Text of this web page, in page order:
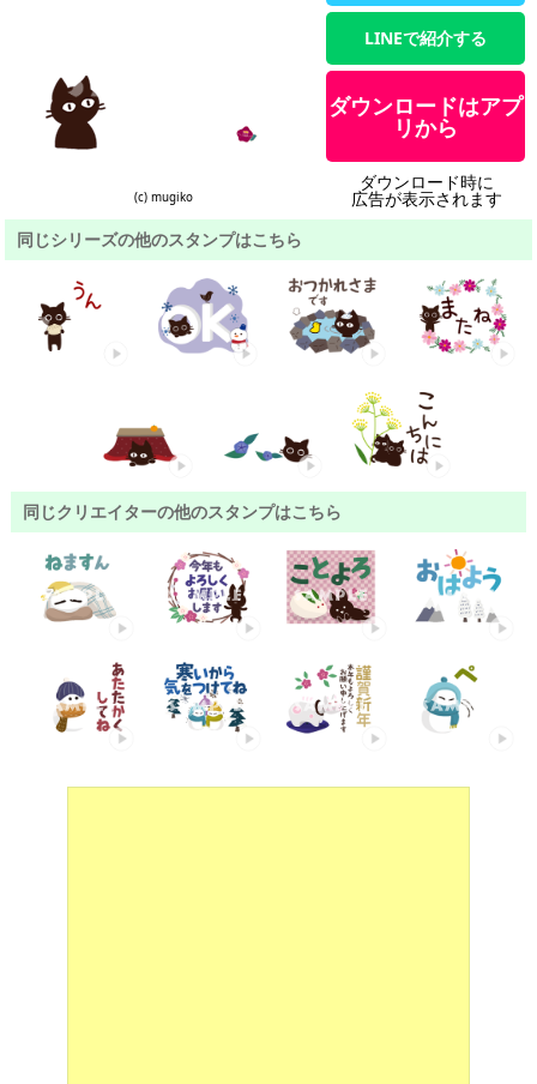
(c) mugiko
LINEで紹介する
ダウンロードはアプ
リから
ダウンロード時に
広告が表示されます
同じシリーズの他のスタンプはこちら
同じクリエイターの他のスタンプはこちら